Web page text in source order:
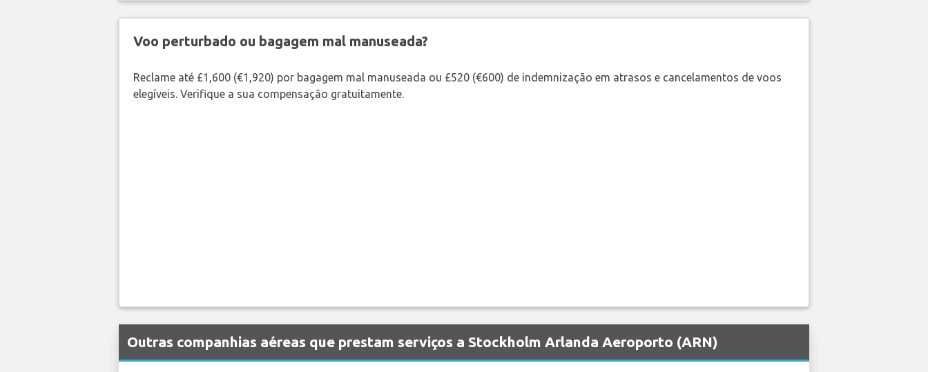
Voo perturbado ou bagagem mal manuseada?
Reclame até £1,600 (€1,920) por bagagem mal manuseada ou £520 (€600) de indemnização em atrasos e cancelamentos de voos
elegíveis. Verifique a sua compensação gratuitamente.
Outras companhias aéreas que prestam serviços a Stockholm Arlanda Aeroporto (ARN)